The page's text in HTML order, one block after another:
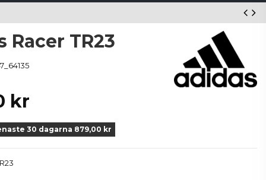
Racer TR23
kr
30 dagarna 879,00 kr